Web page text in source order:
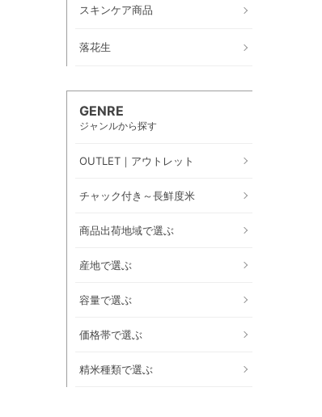
スキンケア商品
落花生
GENRE
ジャンルから探す
OUTLET｜アウトレット
チャック付き～長鮮度米
商品出荷地域で選ぶ
産地で選ぶ
容量で選ぶ
価格帯で選ぶ
精米種類で選ぶ